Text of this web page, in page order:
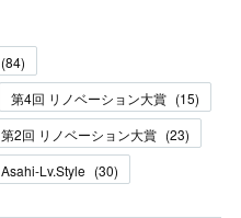
(84)
第4回 リノベーション大賞 (15)
第2回 リノベーション大賞 (23)
Asahi-Lv.Style (30)